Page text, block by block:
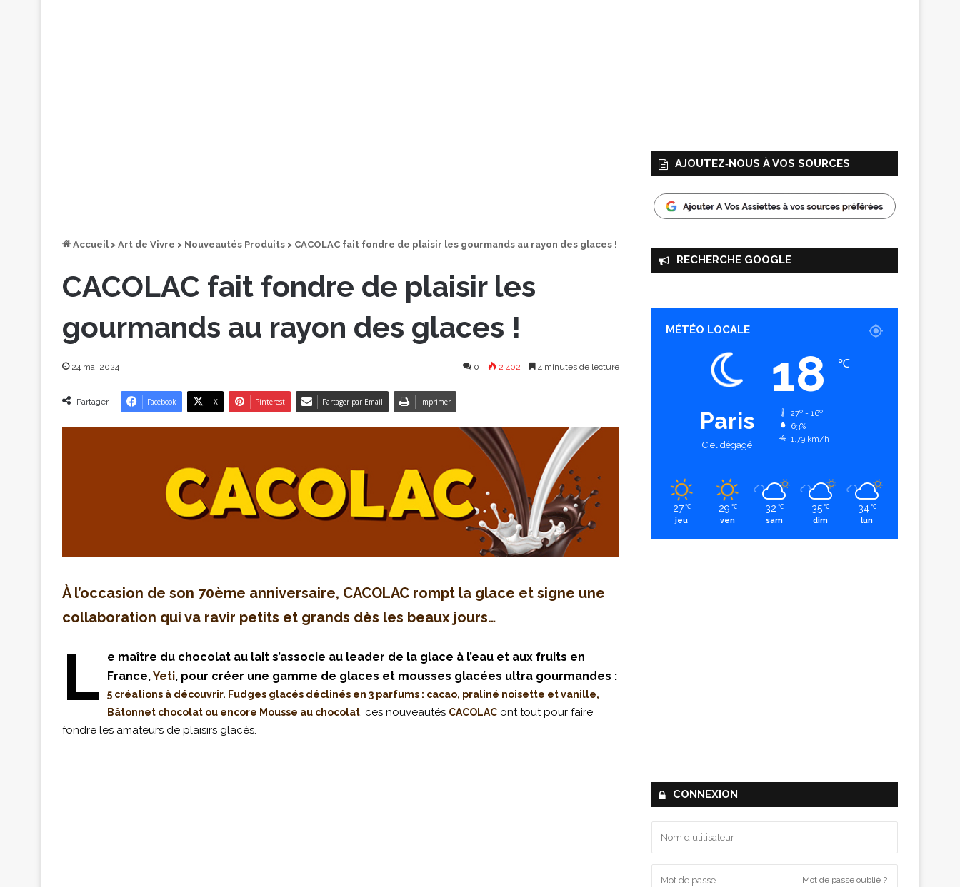
Accueil > Art de Vivre > Nouveautés Produits > CACOLAC fait fondre de plaisir les gourmands au rayon des glaces !
CACOLAC fait fondre de plaisir les
gourmands au rayon des glaces !
24 mai 2024 0 2 402 4 minutes de lecture
Partager Facebook X Pinterest Partager par Email Imprimer
À l’occasion de son 70ème anniversaire, CACOLAC rompt la glace et signe une
collaboration qui va ravir petits et grands dès les beaux jours…
L
e maître du chocolat au lait s’associe au leader de la glace à l’eau et aux fruits en
France,Yeti, pour créer une gamme de glaces et mousses glacées ultra gourmandes :
5 créations à découvrir. Fudges glacés déclinés en 3 parfums : cacao, praliné noisette et vanille,
Bâtonnet chocolat ou encore Mousse au chocolat, ces nouveautés CACOLAC ont tout pour faire
fondre les amateurs de plaisirs glacés.
AJOUTEZ‑NOUS À VOS SOURCES
RECHERCHE GOOGLE
MÉTÉO LOCALE
Paris
Ciel dégagé
18 ℃
27º - 16º
63%
1.79 km/h
27 ℃
jeu
29 ℃
ven
32 ℃
sam
35 ℃
dim
34 ℃
lun
CONNEXION
Mot de passe oublié ?